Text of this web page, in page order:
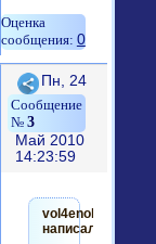
0
Поделиться
3
Пн, 24
Май 2010
14:23:59
vol4enok
написал(а):